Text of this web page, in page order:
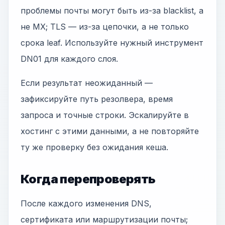
проблемы почты могут быть из-за blacklist, а
не MX; TLS — из-за цепочки, а не только
срока leaf. Используйте нужный инструмент
DN01 для каждого слоя.
Если результат неожиданный —
зафиксируйте путь резолвера, время
запроса и точные строки. Эскалируйте в
хостинг с этими данными, а не повторяйте
ту же проверку без ожидания кеша.
Когда перепроверять
После каждого изменения DNS,
сертификата или маршрутизации почты;